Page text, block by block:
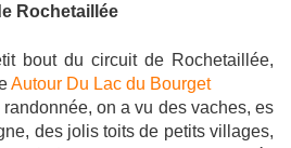
Rochetaillée
bout du circuit de Rochetaillée,
Autour Du Lac du Bourget
on a vu des vaches, es
des jolis toits de petits villages,